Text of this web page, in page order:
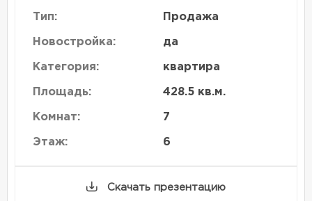
Тип: Продажа
Новостройка: да
Категория: квартира
Площадь: 428.5 кв.м.
Комнат: 7
Этаж: 6
Скачать презентацию